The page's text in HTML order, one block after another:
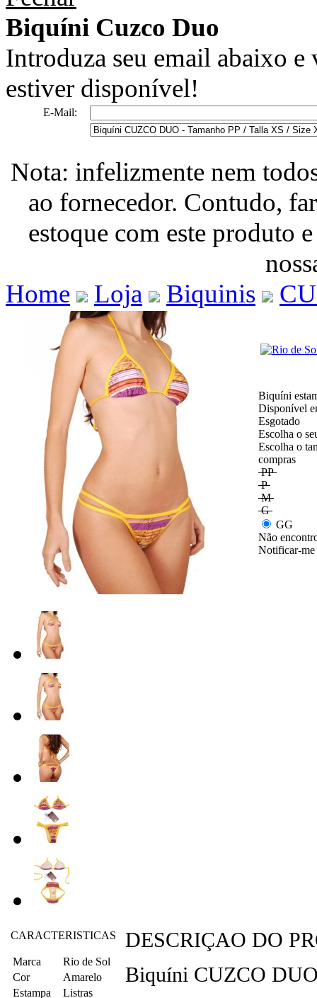
Biquíni Cuzco Duo
Introduza seu email abaixo
estiver disponível!
E-Mail:
Nota: infelizmente nem
ao fornecedor. Contudo,
estoque com este produto
Home
Loja Biquinis
Biquíni
Disponível
Esgotado
Escolha o
Escolha o
compras
PP
P
M
G
GG
Não
Notificar-me
CARACTERISTICAS
Marca
Rio de Sol
Cor
Amarelo
Estampa
Listras
DESCRIÇAO DO
Biquíni CUZCO